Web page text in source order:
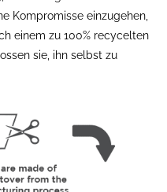
Kompromisse einzugehen,
einem zu 100% recycelten
sie, ihn selbst zu